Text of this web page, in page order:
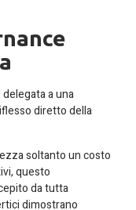
a una
diretto della
soltanto un costo
questo
da tutta
dimostrano